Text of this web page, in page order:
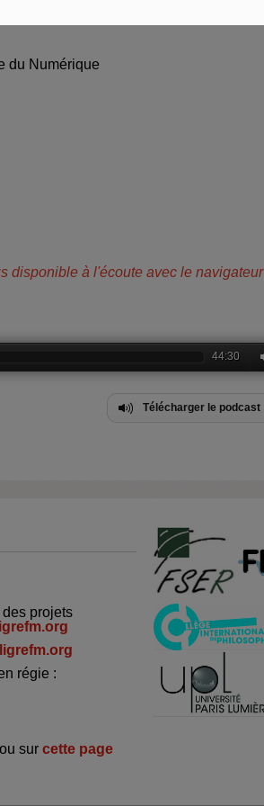
du Numérique
disponible à l'écoute avec le navigateur
44:30
Télécharger le podcast
projets
régie :
sur cette page